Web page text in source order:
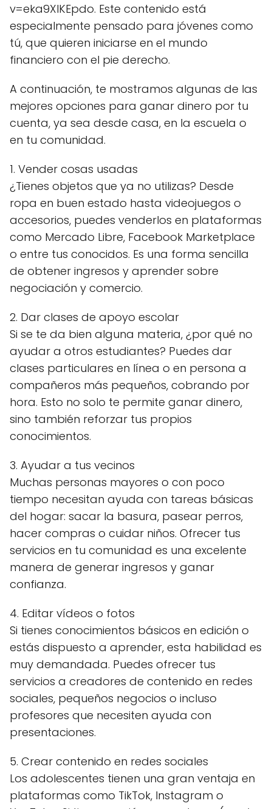
v=eka9XlKEpdo. Este contenido está
especialmente pensado para jóvenes como
tú, que quieren iniciarse en el mundo
financiero con el pie derecho.
A continuación, te mostramos algunas de las
mejores opciones para ganar dinero por tu
cuenta, ya sea desde casa, en la escuela o
en tu comunidad.
1. Vender cosas usadas
¿Tienes objetos que ya no utilizas? Desde
ropa en buen estado hasta videojuegos o
accesorios, puedes venderlos en plataformas
como Mercado Libre, Facebook Marketplace
o entre tus conocidos. Es una forma sencilla
de obtener ingresos y aprender sobre
negociación y comercio.
2. Dar clases de apoyo escolar
Si se te da bien alguna materia, ¿por qué no
ayudar a otros estudiantes? Puedes dar
clases particulares en línea o en persona a
compañeros más pequeños, cobrando por
hora. Esto no solo te permite ganar dinero,
sino también reforzar tus propios
conocimientos.
3. Ayudar a tus vecinos
Muchas personas mayores o con poco
tiempo necesitan ayuda con tareas básicas
del hogar: sacar la basura, pasear perros,
hacer compras o cuidar niños. Ofrecer tus
servicios en tu comunidad es una excelente
manera de generar ingresos y ganar
confianza.
4. Editar vídeos o fotos
Si tienes conocimientos básicos en edición o
estás dispuesto a aprender, esta habilidad es
muy demandada. Puedes ofrecer tus
servicios a creadores de contenido en redes
sociales, pequeños negocios o incluso
profesores que necesiten ayuda con
presentaciones.
5. Crear contenido en redes sociales
Los adolescentes tienen una gran ventaja en
plataformas como TikTok, Instagram o